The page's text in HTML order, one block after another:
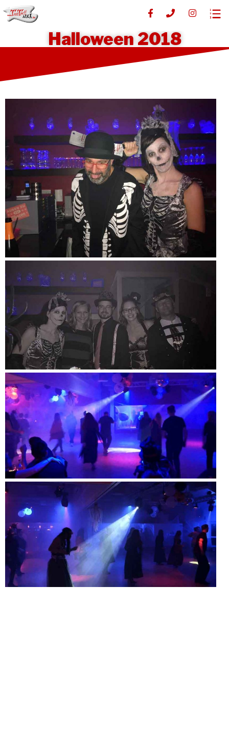
Halloween 2018